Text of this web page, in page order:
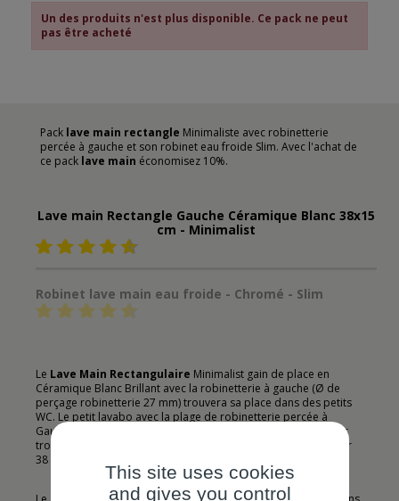
Un des produits n'est plus disponible. Ce pack ne peut
pas être acheté
Pack lave main rectangle Minimaliste avec robinetterie
percée à gauche et son robinet eau froide Slim. Avec l'achat de
ce pack lave main économisez 10%.
Lave main Rectangle Gauche Céramique Blanc 38x15
cm - Minimalist
Robinet lave main eau froide - Chromé - Slim
Le Lave Main Rectangulaire Minimalist gain de place en
Céramique Blanc Brillant avec la robinetterie à gauche (Ø de
perçage robinetterie 27 mm) trouvera sa place dans des petits
WC. Le petit lavabo avec la plage de robinetterie percée à
Gauche s'installe avec un robinet eau froide uniquement. Sans
trop plein prévoir une bonde clic-clac laiton chromé. Longueur
38 cm. Hauteur 8 cm. Garantie 2 ans.
This site uses cookies
and gives you control